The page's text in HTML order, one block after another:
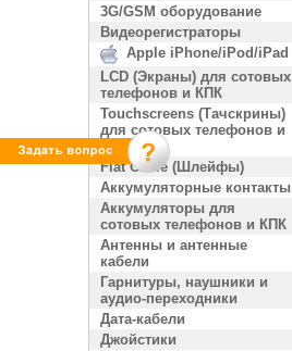
3G/GSM оборудование
Видеорегистраторы
Apple iPhone/iPod/iPad
LCD (Экраны) для сотовых
телефонов и КПК
Touchscreens (Тачскрины)
для сотовых телефонов и
КПК
Flat Cable (Шлейфы)
Аккумуляторные контакты
Аккумуляторы для
сотовых телефонов и КПК
Антенны и антенные
кабели
Гарнитуры, наушники и
аудио-переходники
Дата-кабели
Джойстики